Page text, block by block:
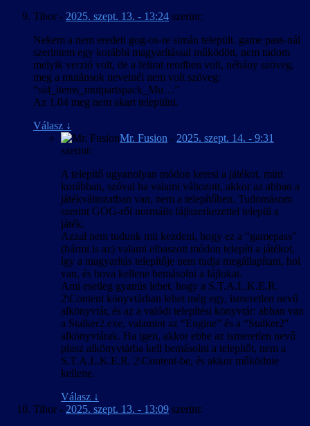
Tibor - 2025. szept. 13. - 13:24 szerint:
Nekem a nem eredeti gog-os-re simán települt. game pass-nál
szerintem egy korábbi magyarítással működött, nem tudom
melyik verzió volt, de a felirat rendben volt, néhány szöveg,
meg a mutánsok neveinél nem volt szöveg:
“sid_items_mutpartspack_Mu…”
Az 1.04 meg nem akart települni.
Válasz ↓
Mr. Fusion - 2025. szept. 14. - 9:31
szerint:
A telepítő ugyanolyan módon keresi a játékot, mint
korábban, szóval ha valami változott, akkor az abban a
játékváltozatban van, nem a telepítőben. Tudomásom
szerint GOG-ről normális fájlszerkezettel települ a
játék.
Azzal nem tudunk mit kezdeni, hogy ez a “gamepass”
(bármi is az) valami elbaszott módon telepíti a játékot,
így a magyarítás telepítője nem tudja megállapítani, hol
van, és hova kellene bemásolni a fájlokat.
Ami esetleg gyanús lehet, hogy a S.T.A.L.K.E.R.
2\Content könyvtárban lehet még egy, ismeretlen nevű
alkönyvtár, és az a valódi telepítési könyvtár: abban van
a Stalker2.exe, valamint az “Engine” és a “Stalker2″
alkönyvtárak. Ha igen, akkor ebbe az ismeretlen nevű
plusz alkönyvtárba kell bemásolni a telepítőt, nem a
S.T.A.L.K.E.R. 2\Content-be, és akkor működnie
kellene.
Válasz ↓
Tibor - 2025. szept. 13. - 13:09 szerint: